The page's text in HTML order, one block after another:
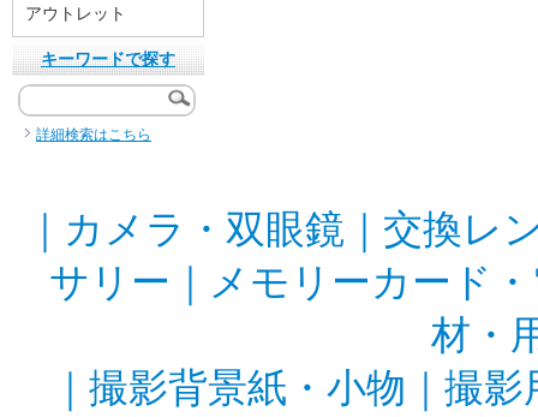
アウトレット
キーワードで探す
詳細検索はこちら
カメラ・双眼鏡
交換レ
サリー
メモリーカード
材・
撮影背景紙・小物
撮影